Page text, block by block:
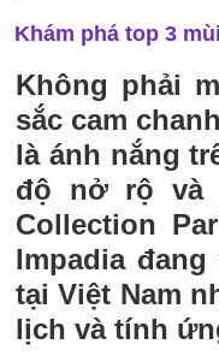
Khám phá top 3
Không phải
sắc cam
là ánh nắng
độ nở rộ và
Collection
Impadia
tại Việt Nam
lịch và tính